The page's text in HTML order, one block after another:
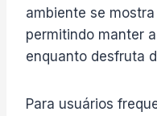
ambiente se
permitindo manter
enquanto desfruta
Para usuários